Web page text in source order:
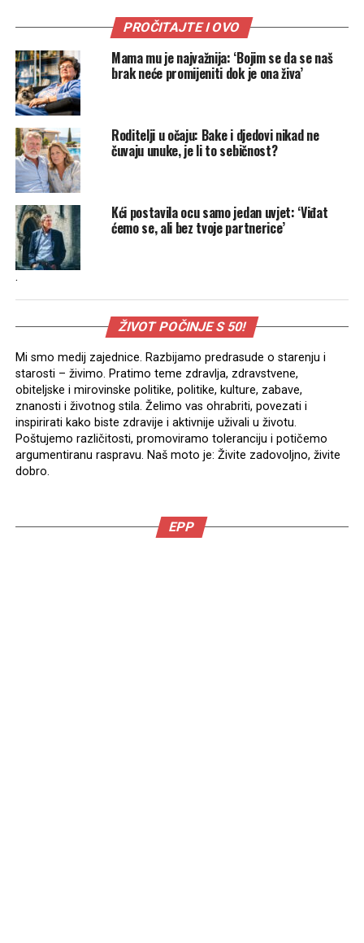
PROČITAJTE I OVO
Mama mu je najvažnija: ‘Bojim se da se naš
brak neće promijeniti dok je ona živa’
Roditelji u očaju: Bake i djedovi nikad ne
čuvaju unuke, je li to sebičnost?
Kći postavila ocu samo jedan uvjet: ‘Viđat
ćemo se, ali bez tvoje partnerice’
.
ŽIVOT POČINJE S 50!
Mi smo medij zajednice. Razbijamo predrasude o starenju i
starosti – živimo. Pratimo teme zdravlja, zdravstvene,
obiteljske i mirovinske politike, politike, kulture, zabave,
znanosti i životnog stila. Želimo vas ohrabriti, povezati i
inspirirati kako biste zdravije i aktivnije uživali u životu.
Poštujemo različitosti, promoviramo toleranciju i potičemo
argumentiranu raspravu. Naš moto je: Živite zadovoljno, živite
dobro.
EPP